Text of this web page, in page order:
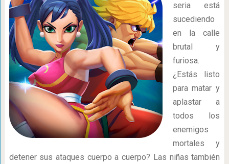
seria está
sucediendo
en la calle
brutal y
furiosa.
¿Estás listo
para matar y
aplastar a
todos los
enemigos
mortales y
detener sus ataques cuerpo a cuerpo? Las niñas también